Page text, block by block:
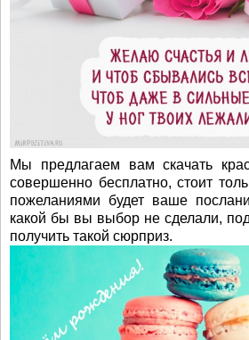
Мы предлагаем вам скачать
совершенно бесплатно, стоит
пожеланиями будет ваше
какой бы вы выбор не сделали,
получить такой сюрприз.